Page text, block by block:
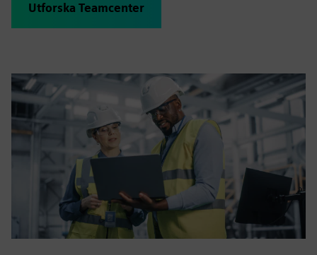
Utforska Teamcenter